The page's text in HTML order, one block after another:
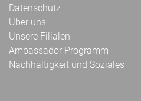
Datenschutz
Über uns
Unsere Filialen
Ambassador Programm
Nachhaltigkeit und Soziales